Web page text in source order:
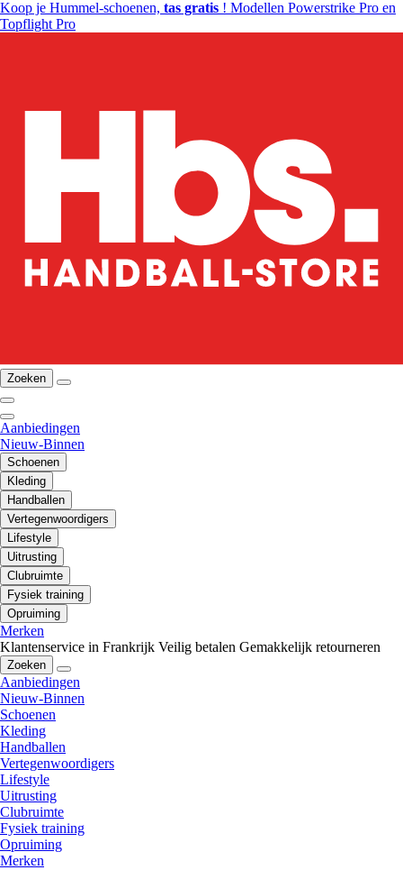
Koop je Hummel-schoenen, tas gratis ! Modellen Powerstrike Pro en
Topflight Pro
Zoeken
Aanbiedingen
Nieuw-Binnen
Schoenen
Kleding
Handballen
Vertegenwoordigers
Lifestyle
Uitrusting
Clubruimte
Fysiek training
Opruiming
Merken
Klantenservice in Frankrijk Veilig betalen Gemakkelijk retourneren
Zoeken
Aanbiedingen
Nieuw-Binnen
Schoenen
Kleding
Handballen
Vertegenwoordigers
Lifestyle
Uitrusting
Clubruimte
Fysiek training
Opruiming
Merken